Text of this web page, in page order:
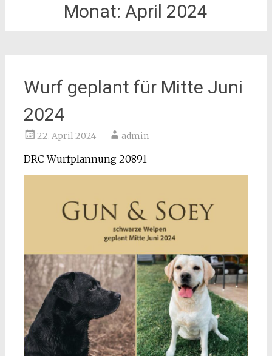
Monat:April 2024
Wurf geplant für Mitte Juni
2024
22. April 2024 admin
DRC Wurfplannung 20891